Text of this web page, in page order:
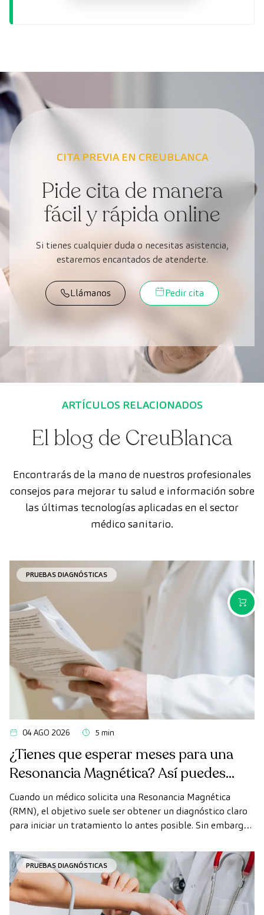
CITA PREVIA EN CREUBLANCA
Pide cita de manera
fácil y rápida online
Si tienes cualquier duda o necesitas asistencia,
estaremos encantados de atenderte.
Llámanos Pedir cita
ARTÍCULOS RELACIONADOS
El blog de CreuBlanca
Encontrarás de la mano de nuestros profesionales
consejos para mejorar tu salud e información sobre
las últimas tecnologías aplicadas en el sector
médico sanitario.
PRUEBAS DIAGNÓSTICAS
04 AGO 2026 5 min
¿Tienes que esperar meses para una
Resonancia Magnética? Así puedes
realizarte la prueba de forma rápida
como paciente privado
Cuando un médico solicita una Resonancia Magnética
(RMN), el objetivo suele ser obtener un diagnóstico claro
para iniciar un tratamiento lo antes posible. Sin embargo,
pueden demorarse más de lo deseado.
PRUEBAS DIAGNÓSTICAS